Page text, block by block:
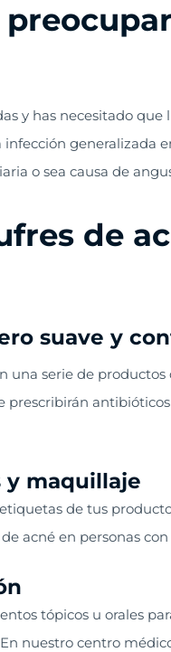
y has necesitado
generalizada
o sea causa de
de
suave y
una serie de
y maquillaje
de tus
acné en personas
tópicos u orales
nuestro centro